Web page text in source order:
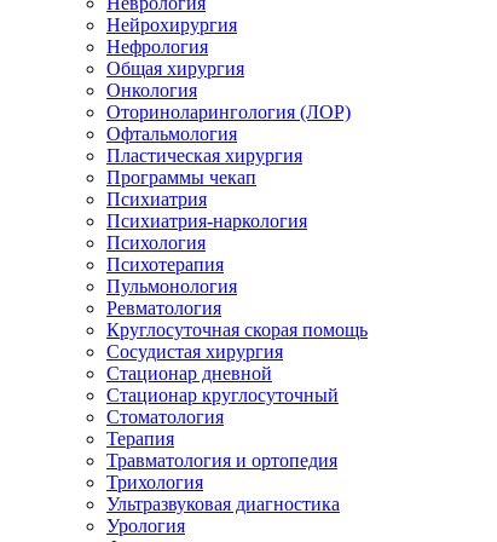
Нейрохирургия
Нефрология
Общая хирургия
Онкология
Оториноларингология (ЛОР)
Офтальмология
Пластическая хирургия
Программы чекап
Психиатрия
Психиатрия-наркология
Психология
Психотерапия
Пульмонология
Ревматология
Круглосуточная скорая помощь
Сосудистая хирургия
Стационар дневной
Стационар круглосуточный
Стоматология
Терапия
Травматология и ортопедия
Трихология
Ультразвуковая диагностика
Урология